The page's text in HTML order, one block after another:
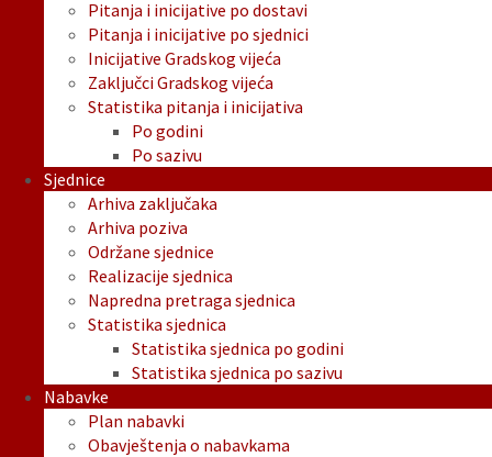
Pitanja i inicijative po dostavi
Pitanja i inicijative po sjednici
Inicijative Gradskog vijeća
Zaključci Gradskog vijeća
Statistika pitanja i inicijativa
Po godini
Po sazivu
Sjednice
Arhiva zaključaka
Arhiva poziva
Održane sjednice
Realizacije sjednica
Napredna pretraga sjednica
Statistika sjednica
Statistika sjednica po godini
Statistika sjednica po sazivu
Nabavke
Plan nabavki
Obavještenja o nabavkama